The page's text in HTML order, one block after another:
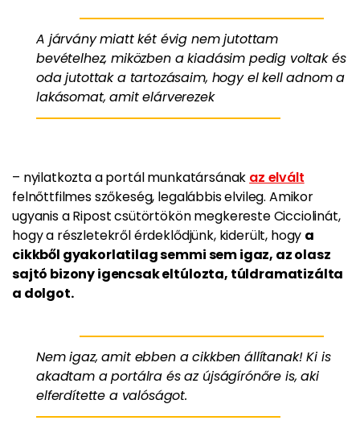
A járvány miatt két évig nem jutottam
bevételhez, miközben a kiadásim pedig voltak és
oda jutottak a tartozásaim, hogy el kell adnom a
lakásomat, amit elárverezek
– nyilatkozta a portál munkatársának az elvált
felnőttfilmes szőkeség, legalábbis elvileg. Amikor
ugyanis a Ripost csütörtökön megkereste Cicciolinát,
hogy a részletekről érdeklődjünk, kiderült, hogy a
cikkből gyakorlatilag semmi sem igaz, az olasz
sajtó bizony igencsak eltúlozta, túldramatizálta
a dolgot.
Nem igaz, amit ebben a cikkben állítanak! Ki is
akadtam a portálra és az újságírónőre is, aki
elferdítette a valóságot.